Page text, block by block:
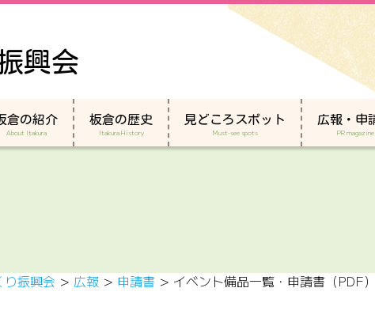
興会
倉の紹介
About Itakura
板倉の歴史
Itakura History
見どころスポット
Must-see spots
広報・申
PR magazine
振興会 > 広報 > 申請書 > イベント備品一覧・申請書（PDF）